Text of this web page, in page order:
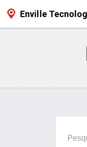
Enville